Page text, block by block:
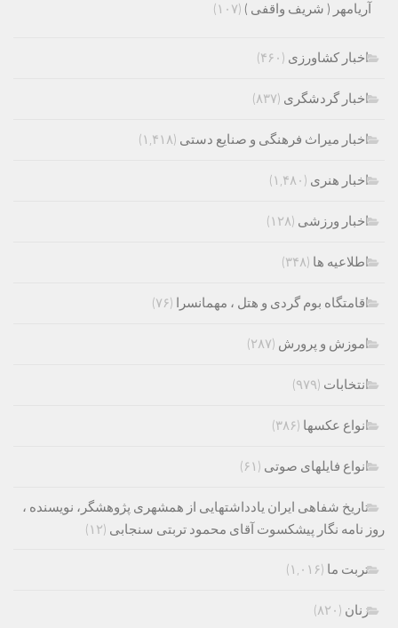
آریامهر ( شریف واقفی ) (۱۰۷)
اخبار کشاورزی (۴۶۰)
اخبار گردشگری (۸۳۷)
اخبار میراث فرهنگی و صنایع دستی (۱,۴۱۸)
اخبار هنری (۱,۴۸۰)
اخبار ورزشی (۱۲۸)
اطلاعیه ها (۳۴۸)
اقامتگاه بوم گردی و هتل ، مهمانسرا (۷۶)
اموزش و پرورش (۲۸۷)
انتخابات (۹۷۹)
انواع عکسها (۳۸۶)
انواع فایلهای صوتی (۶۱)
تاریخ شفاهی ایران یادداشتهایی از همشهری پژوهشگر، نویسنده ،
روز نامه نگار پیشکسوت آقای محمود تربتی سنجابی (۱۲)
تربت ما (۱,۰۱۶)
زنان (۸۲۰)